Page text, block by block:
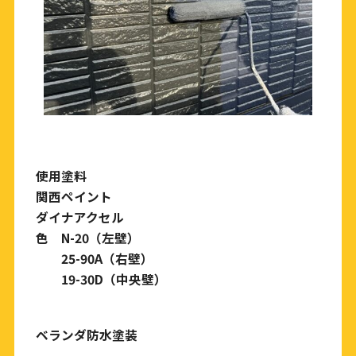
使用塗料
関西ペイント
ダイナアクセル
色 N-20（左壁）
25-90A（右壁）
19-30D（中央壁）
ベランダ防水塗装